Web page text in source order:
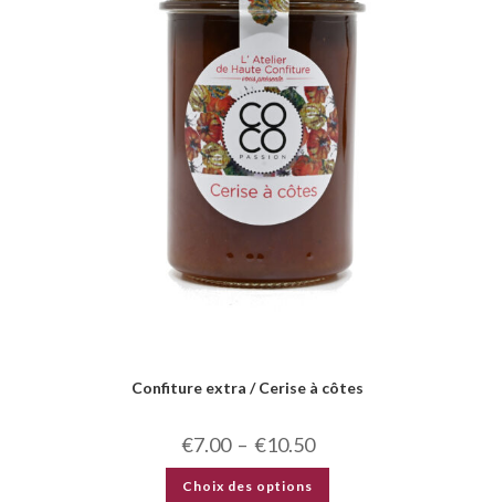
Confiture extra / Cerise à côtes
€7.00 – €10.50
Choix des options